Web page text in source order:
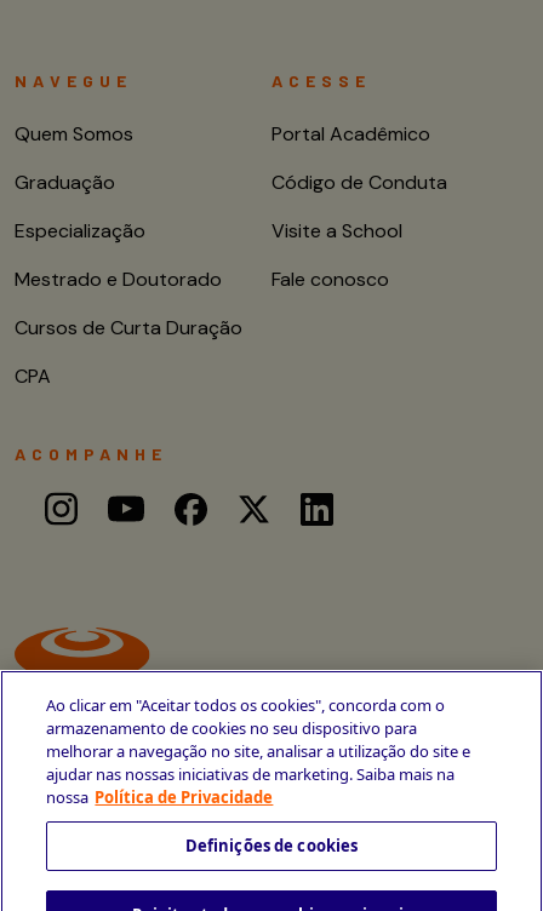
Avenida Cais do Apolo, 77
+55 81 3419-6700
NAVEGUE
Quem Somos
Graduação
Especialização
Mestrado e Doutorado
Cursos de Curta Duração
CPA
ACESSE
Portal Acadêmico
Código de Conduta
Visite a School
Fale conosco
ACOMPANHE
Ao clicar em "Aceitar todos os cookies", concorda com o
armazenamento de cookies no seu dispositivo para
melhorar a navegação no site, analisar a utilização do site e
ajudar nas nossas iniciativas de marketing. Saiba mais na
nossa Política de Privacidade
Definições de cookies